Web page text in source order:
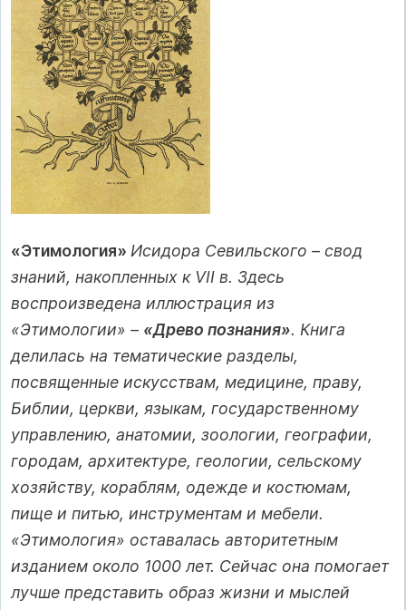
«Этимология» Исидора Севильского – свод
знаний, накопленных к VII в. Здесь
воспроизведена иллюстрация из
«Этимологии» – «Древо познания». Книга
делилась на тематические разделы,
посвященные искусствам, медицине, праву,
Библии, церкви, языкам, государственному
управлению, анатомии, зоологии, географии,
городам, архитектуре, геологии, сельскому
хозяйству, кораблям, одежде и костюмам,
пище и питью, инструментам и мебели.
«Этимология» оставалась авторитетным
изданием около 1000 лет. Сейчас она помогает
лучше представить образ жизни и мыслей